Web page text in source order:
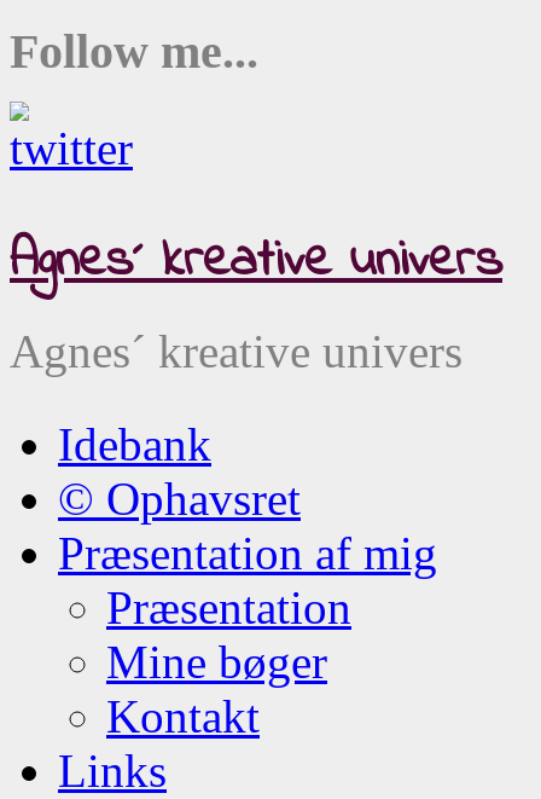
Follow me...
Agnes´ kreative univers
Agnes´ kreative univers
Idebank
© Ophavsret
Præsentation af mig
Præsentation
Mine bøger
Kontakt
Links